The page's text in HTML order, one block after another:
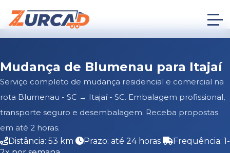
Mudança de Blumenau para Itajaí
Serviço completo de mudança residencial e comercial na
rota Blumenau - SC → Itajaí - SC. Embalagem profissional,
transporte seguro e desembalagem. Receba propostas
em até 2 horas.
Distância: 53 km
Prazo: até 24 horas
Frequência: 1-